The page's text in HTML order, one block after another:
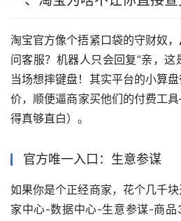
淘宝官方像个捂紧口袋的守财奴，
问客服？机器人只会回复”亲，
当场想摔键盘！其实平台的小算
价，顺便逼商家买他们的付费工
得真够直白）。
官方唯一入口：生意参谋
如果你是个正经商家，花个几千
家中心-数据中心-生意参谋-商